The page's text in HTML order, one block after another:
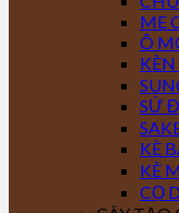
ME
Ô
SỨ
KÈ
KÈ
CỌ